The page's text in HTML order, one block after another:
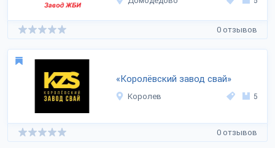
0 отзывов
«Королёвский завод свай»
Королев 5
0 отзывов